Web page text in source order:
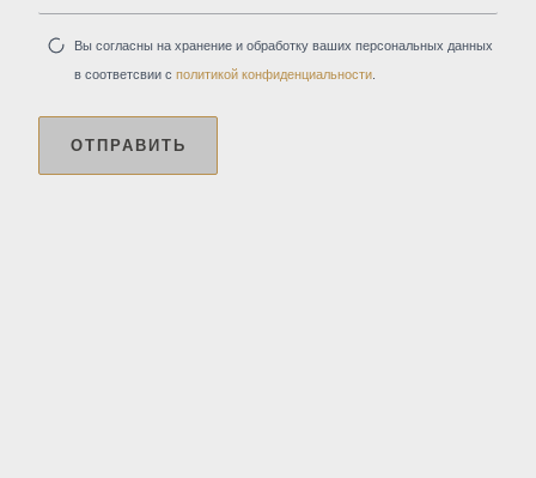
Вы согласны на хранение и обработку ваших персональных данных
в соответсвии сполитикой конфиденциальности
ОТПРАВИТЬ